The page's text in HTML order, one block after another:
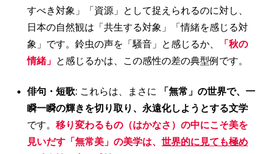
すべき対象」「資源」として捉えられるのに対し、
日本の自然観は「共生する対象」「情緒を感じる対
象」です。鈴虫の声を「騒音」と感じるか、
「秋の
情緒」 と感じるかは、この感性の差の典型例です。
俳句・短歌: これらは、まさに
「無常」の世界で、一
瞬一瞬の輝きを切り取り、永遠化しようとする文学
です。移り変わるもの（はかなさ）の中にこそ美を
見いだす「無常美」の美学は、世界的に見ても極め